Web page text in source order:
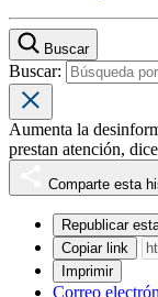
Buscar
Buscar:
Aumenta la
prestan atención,
Comparte esta
Republicar
Copiar link
Imprimir
Correo